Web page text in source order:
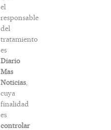
el
responsable
del
tratamiento
es
Diario
Mas
Noticias,
cuya
finalidad
es
controlar